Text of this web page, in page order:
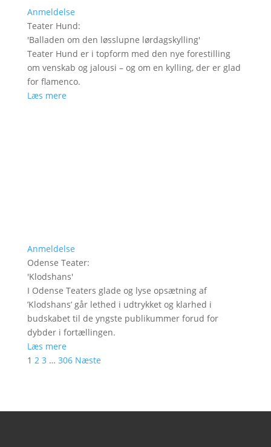
Anmeldelse
Teater Hund:
'Balladen om den løsslupne lørdagskylling'
Teater Hund er i topform med den nye forestilling
om venskab og jalousi – og om en kylling, der er glad
for flamenco.
Læs mere
Anmeldelse
Odense Teater:
'Klodshans'
I Odense Teaters glade og lyse opsætning af
’Klodshans’ går lethed i udtrykket og klarhed i
budskabet til de yngste publikummer forud for
dybder i fortællingen.
Læs mere
1 2 3 … 306 Næste